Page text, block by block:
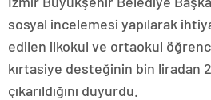
sosyal incelemesi yapılarak
edilen ilkokul ve ortaokul
kırtasiye desteğinin bin liradan
çıkarıldığını duyurdu.